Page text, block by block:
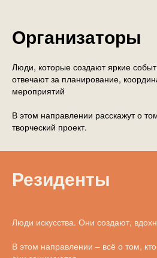
Организаторы
Люди, которые создают яркие
отвечают за планирование,
мероприятий
В этом направлении расскажут о
творческий проект.
Резиденты
Люди искусства. Они создают,
В этом направлении – всё о том,